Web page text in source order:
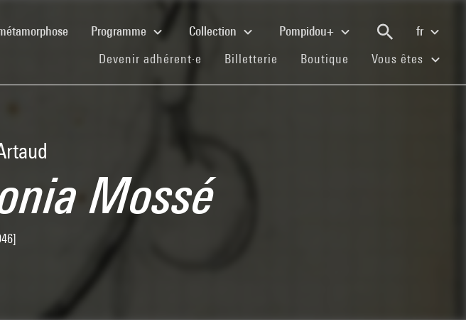
(current)Programme Collection Pompidou+
fr
Devenir adhérent·e (current)
Billetterie (current)
Boutique (current)
Vous êtes
Mossé